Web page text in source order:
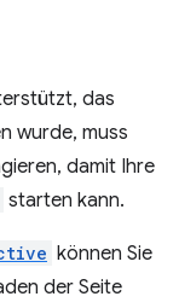
das
wurde, muss
damit Ihre
starten kann.
können Sie
der Seite